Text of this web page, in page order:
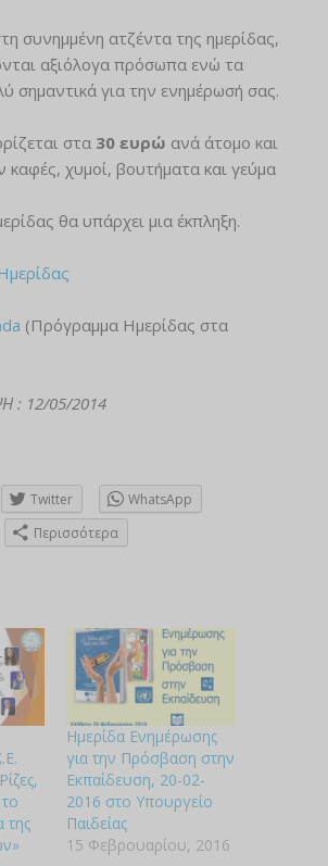
συνημμένη ατζέντα της ημερίδας,
αξιόλογα πρόσωπα ενώ τα
σημαντικά για την ενημέρωσή σας.
στα 30 ευρώ ανά άτομο και
χυμοί, βουτήματα και γεύμα
θα υπάρχει μια έκπληξη.
(Πρόγραμμα Ημερίδας στα
: 12/05/2014
Twitter
WhatsApp
Περισσότερα
της
Ημερίδα Ενημέρωσης
για την Πρόσβαση στην
Εκπαίδευση, 20-02-
2016 στο Υπουργείο
Παιδείας
15 Φεβρουαρίου, 2016